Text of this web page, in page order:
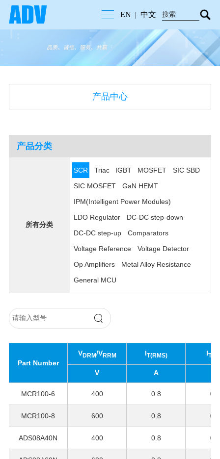
EN 中文
产品中心
产品分类
所有分类
SCR Triac IGBT MOSFET
SIC SBD
SIC MOSFET
GaN HEMT
IPM(Intelligent Power Modules)
LDO Regulator
DC-DC step-down
DC-DC step-up
Comparators
Voltage Reference
Voltage Detector
Op Amplifiers
Metal Alloy Resistance
General MCU
Part Number
VDRM/VRRM
V
IT(RMS)
A
I
MCR100-6 400 0.8 0.5
MCR100-8 600 0.8 0.5
ADS08A40N 400 0.8 0.5